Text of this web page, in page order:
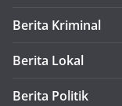
Berita Kriminal
Berita Lokal
Berita Politik